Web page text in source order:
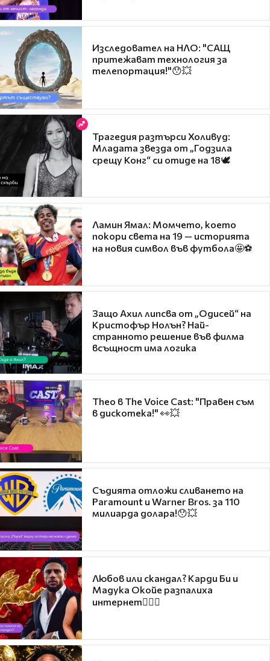
Изследовател на НЛО: "САЩ
притежават технология за
телепортация!"😯💥
Трагедия разтърси Холивуд:
Младата звезда от „Годзила
срещу Конг“ си отиде на 18🕊️
Ламин Ямал: Момчето, което
покори света на 19 — историята
на новия символ във футбола🤩⚽
Защо Ахил липсва от „Одисей“ на
Кристофър Нолън? Най-
странното решение във филма
всъщност има логика
Theo в The Voice Cast: "Правен съм
в дискотека!" 👀💥
Съдията отложи сливането на
Paramount и Warner Bros. за 110
милиарда долара!😯💥
Любов или скандал? Карди Би и
Мадука Окойе разпалиха
интернет❤️‍🔥🔥